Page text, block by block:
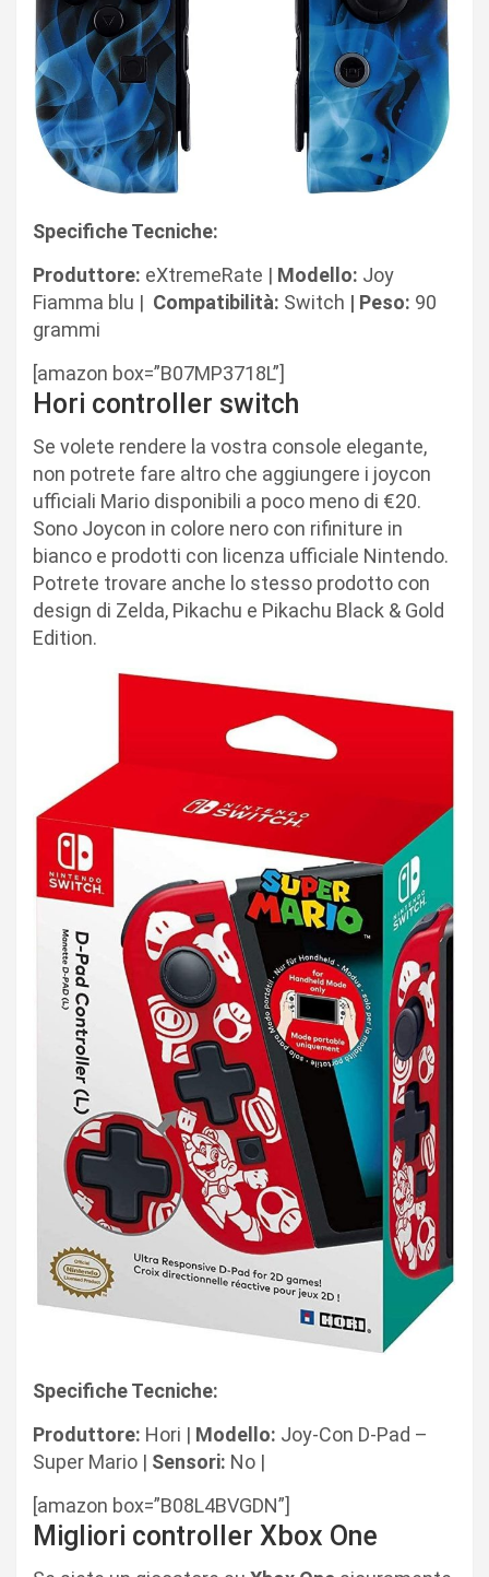
Specifiche Tecniche:
Produttore: eXtremeRate | Modello: Joy
Fiamma blu | Compatibilità: Switch | Peso: 90
grammi
[amazon box=”B07MP3718L”]
Hori controller switch
Se volete rendere la vostra console elegante,
non potrete fare altro che aggiungere i joycon
ufficiali Mario disponibili a poco meno di €20.
Sono Joycon in colore nero con rifiniture in
bianco e prodotti con licenza ufficiale Nintendo.
Potrete trovare anche lo stesso prodotto con
design di Zelda, Pikachu e Pikachu Black & Gold
Edition.
Specifiche Tecniche:
Produttore: Hori | Modello: Joy-Con D-Pad –
Super Mario | Sensori: No |
[amazon box=”B08L4BVGDN”]
Migliori controller Xbox One